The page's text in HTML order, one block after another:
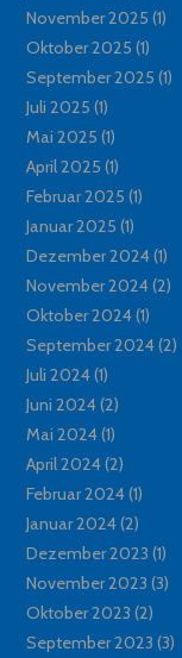
November 2025 (1)
Oktober 2025 (1)
September 2025 (1)
Juli 2025 (1)
Mai 2025 (1)
April 2025 (1)
Februar 2025 (1)
Januar 2025 (1)
Dezember 2024(1)
November 2024(2)
Oktober 2024(1)
September 2024(2)
Juli 2024(1)
Juni 2024(2)
Mai 2024(1)
April 2024(2)
Februar 2024(1)
Januar 2024(2)
Dezember 2023 (1)
November 2023 (3)
Oktober 2023 (2)
September 2023 (3)